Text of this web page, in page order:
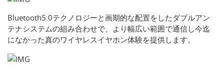
Bluetooth5.0テクノロジーと画期的な配置をしたダブルアン
テナシステムの組み合わせで、より幅広い範囲で通信し今迄
になかった真のワイヤレスイヤホン体験を提供します。